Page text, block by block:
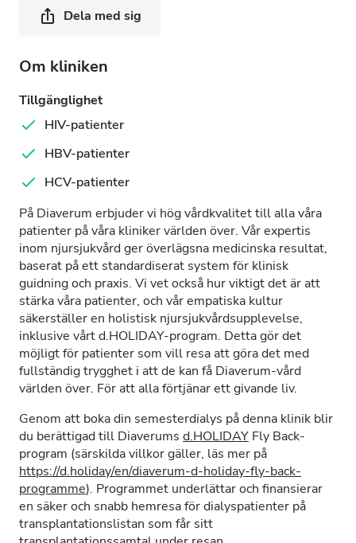
Dela med sig
Om kliniken
Tillgänglighet
HIV-patienter
HBV-patienter
HCV-patienter
På Diaverum erbjuder vi hög vårdkvalitet till alla våra
patienter på våra kliniker världen över. Vår expertis
inom njursjukvård ger överlägsna medicinska resultat,
baserat på ett standardiserat system för klinisk
guidning och praxis. Vi vet också hur viktigt det är att
stärka våra patienter, och vår empatiska kultur
säkerställer en holistisk njursjukvårdsupplevelse,
inklusive vårt d.HOLIDAY-program. Detta gör det
möjligt för patienter som vill resa att göra det med
fullständig trygghet i att de kan få Diaverum-vård
världen över. För att alla förtjänar ett givande liv.
Genom att boka din semesterdialys på denna klinik blir
du berättigad till Diaverums d.HOLIDAY Fly Back-
program (särskilda villkor gäller, läs mer på
https://d.holiday/en/diaverum-d-holiday-fly-back-
programme). Programmet underlättar och finansierar
en säker och snabb hemresa för dialyspatienter på
transplantationslistan som får sitt